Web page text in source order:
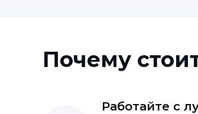
Почему
Работайте с